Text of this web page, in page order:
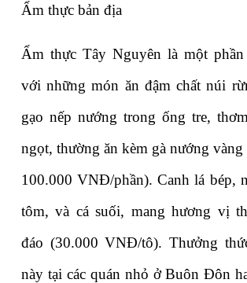
Ẩm thực bản địa
Ẩm thực Tây Nguyên là một phần
với những món ăn đậm chất núi
gạo nếp nướng trong ống tre,
ngọt, thường ăn kèm gà nướng
100.000 VNĐ/phần). Canh lá bép,
tôm, và cá suối, mang hương vị
đáo (30.000 VNĐ/tô). Thưởng
này tại các quán nhỏ ở Buôn Đôn